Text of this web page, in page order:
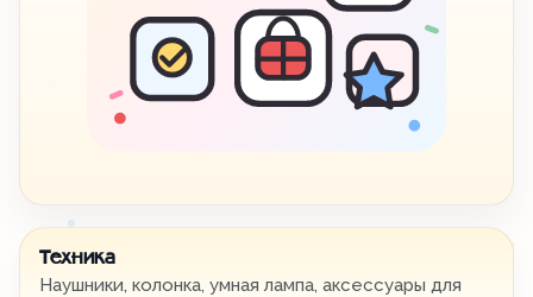
Техника
Наушники, колонка, умная лампа, аксессуары для